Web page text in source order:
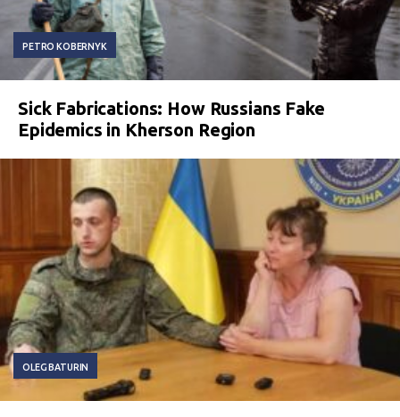
PETRO KOBERNYK
Sick Fabrications: How Russians Fake
Epidemics in Kherson Region
OLEG BATURIN